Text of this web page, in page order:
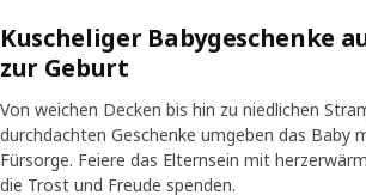
Kuscheliger Babygeschenke
zur Geburt
Von weichen Decken bis hin zu niedlichen
durchdachten Geschenke umgeben das Baby
Fürsorge. Feiere das Elternsein mit
die Trost und Freude spenden.